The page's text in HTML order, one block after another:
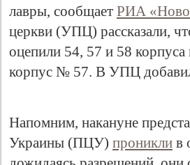
лавры, сообщает РИА
церкви (УПЦ) рассказали,
оцепили 54, 57 и 58
корпус № 57. В УПЦ
Напомним, накануне
Украины (ПЦУ) проникли в